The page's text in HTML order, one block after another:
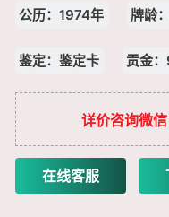
公历：1974年 牌龄
鉴定：鉴定卡 贡金
详价咨询微
在线客服